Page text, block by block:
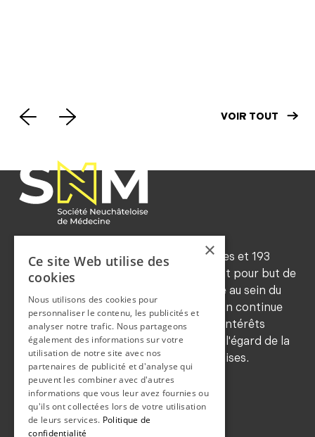
VOIR TOUT
Forte d'environ 545 membres ordinaires et 193
honoraires (2024), la SNM a notamment pour but de
maintenir les traditions de déontologie au sein du
corps médical, de favoriser la formation continue
de ses membres, de sauvegarder leurs intérêts
professionnels et de les représenter à l'égard de la
population et des autorités neuchâteloises.
COORDONNEES
Grand-rue 36b
2108 Couvet
×
Ce site Web utilise des
cookies
Nous utilisons des cookies pour
personnaliser le contenu, les publicités et
analyser notre trafic. Nous partageons
également des informations sur votre
utilisation de notre site avec nos
partenaires de publicité et d'analyse qui
peuvent les combiner avec d'autres
informations que vous leur avez fournies ou
qu'ils ont collectées lors de votre utilisation
de leurs services. Politique de
confidentialité